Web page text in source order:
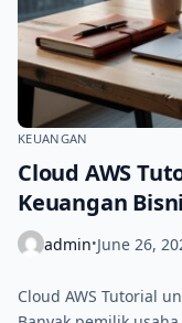
KEUANGAN
Cloud AWS
Keuangan
admin•June 26,
Cloud AWS Tutorial